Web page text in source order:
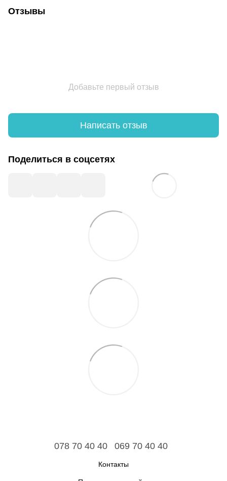
Отзывы
Добавьте первый отзыв
Написать отзыв
Поделиться в соцсетях
078 70 40 40 069 70 40 40
Контакты